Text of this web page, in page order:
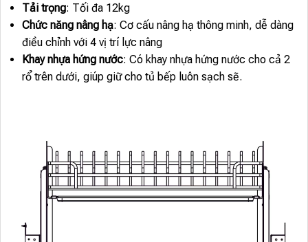
Tải trọng: Tối đa 12kg
Chức năng nâng hạ: Cơ cấu nâng hạ thông minh, dễ dàng
điều chỉnh với 4 vị trí lực nâng
Khay nhựa hứng nước: Có khay nhựa hứng nước cho cả 2
rổ trên dưới, giúp giữ cho tủ bếp luôn sạch sẽ.